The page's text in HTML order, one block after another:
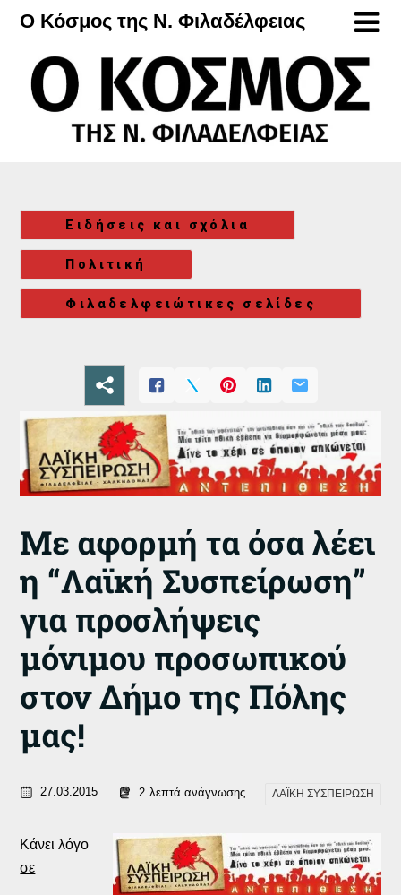
Μετάβαση
περιεχόμενο
Ο Κόσμος της Ν. Φιλαδέλφειας
Ειδήσεις και σχόλια
Πολιτική
Φιλαδελφειώτικες σελίδες
Με αφορμή τα όσα λέει
η “Λαϊκή Συσπείρωση”
για προσλήψεις
μόνιμου προσωπικού
στον Δήμο της Πόλης
μας!
27.03.2015 2 λεπτά ανάγνωσης ΛΑΪΚΗ ΣΥΣΠΕΙΡΩΣΗ
Κάνει λόγο
σε